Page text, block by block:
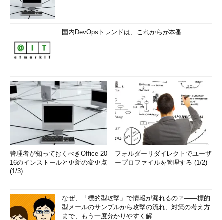
国内DevOpsトレンドは、これからが本番
管理者が知っておくべきOffice 20
16のインストールと更新の変更点
(1/3)
フォルダーリダイレクトでユーザ
ープロファイルを管理する (1/2)
なぜ、「標的型攻撃」で情報が漏れるの？――標的
型メールのサンプルから攻撃の流れ、対策の考え方
まで、もう一度分かりやすく解...